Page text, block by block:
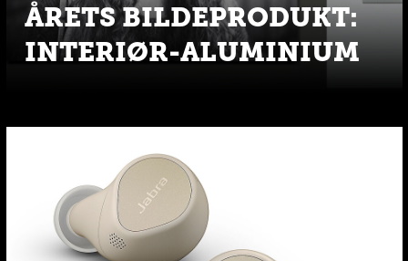
ÅRETS BILDEPRODUKT:
INTERIØR-ALUMINIUM